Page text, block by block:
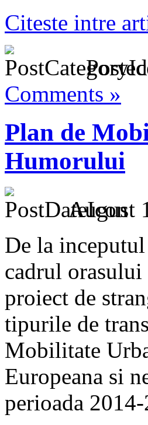
Citeste intre
Comments »
Plan de
Humorului
August
De la
cadrul orasului
proiect de
tipurile de
Mobilitate
Europeana si
perioada